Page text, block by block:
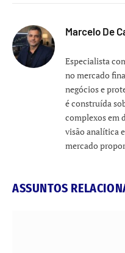
Marcelo De
Especialista
no mercado
negócios e
é construída
complexos em
visão analítica
mercado
ASSUNTOS